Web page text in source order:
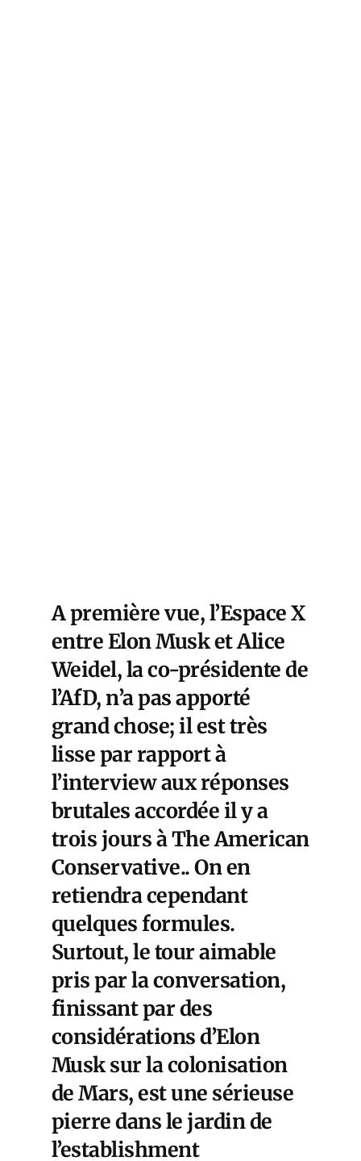
A première vue, l’Espace X
entre Elon Musk et Alice
Weidel, la co-présidente de
l’AfD, n’a pas apporté
grand chose; il est très
lisse par rapport à
l’interview aux réponses
brutales accordée il y a
trois jours àThe American
Conservative.. On en
retiendra cependant
quelques formules.
Surtout, le tour aimable
pris par la conversation,
finissant par des
considérations d’Elon
Musk sur la colonisation
de Mars, est une sérieuse
pierre dans le jardin de
l’establishment